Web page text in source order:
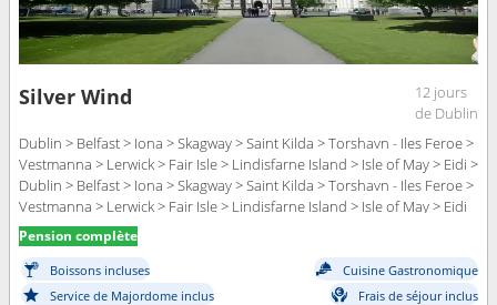
Silver Wind
12 jours
de Dublin
Dublin > Belfast > Iona > Skagway > Saint Kilda > Torshavn - Iles Feroe >
Vestmanna > Lerwick > Fair Isle > Lindisfarne Island > Isle of May > Eidi >
Dublin > Belfast > Iona > Skagway > Saint Kilda > Torshavn - Iles Feroe >
Vestmanna > Lerwick > Fair Isle > Lindisfarne Island > Isle of May > Eidi
Pension complète
Boissons incluses
Cuisine Gastronomique
Service de Majordome inclus
Frais de séjour inclus